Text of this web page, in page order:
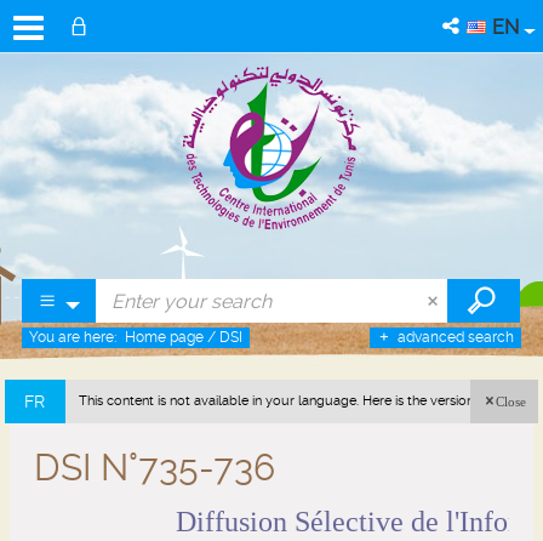
EN
advanced search
You are here: Home page / DSI
FR This content is not available in your language. Here is the version in french
Close
DSI N°735-736